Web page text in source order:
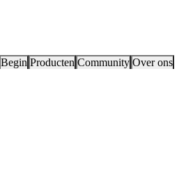
Begin Producten Community Over ons